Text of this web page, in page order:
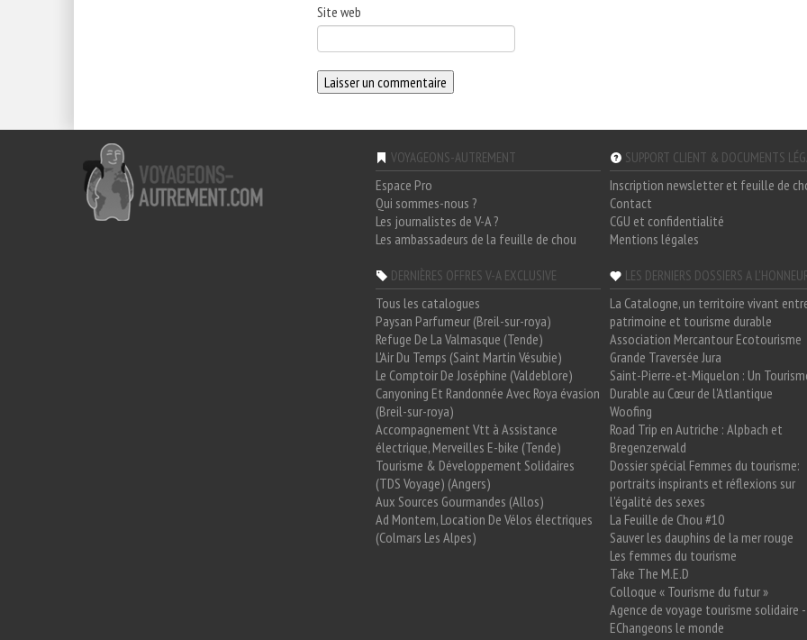
Site web
VOYAGEONS-AUTREMENT
Espace Pro
Qui sommes-nous ?
Les journalistes de V-A ?
Les ambassadeurs de la feuille de chou
SUPPORT CLIENT & DOCUMENTS
Inscription newsletter et feuille de
Contact
CGU et confidentialité
Mentions légales
DERNIÈRES OFFRES V-A EXCLUSIVE
Tous les catalogues
Paysan Parfumeur (Breil-sur-roya)
Refuge De La Valmasque (Tende)
L'Air Du Temps (Saint Martin Vésubie)
Le Comptoir De Joséphine (Valdeblore)
Canyoning Et Randonnée Avec Roya évasion
(Breil-sur-roya)
Accompagnement Vtt à Assistance
électrique, Merveilles E-bike (Tende)
Tourisme & Développement Solidaires
(TDS Voyage) (Angers)
Aux Sources Gourmandes (Allos)
Ad Montem, Location De Vélos électriques
(Colmars Les Alpes)
LES DERNIERS DOSSIERS A
La Catalogne, un territoire vivant
patrimoine et tourisme durable
Association Mercantour Ecotourisme
Grande Traversée Jura
Saint-Pierre-et-Miquelon : Un
Durable au Cœur de l'Atlantique
Woofing
Road Trip en Autriche : Alpbach et
Bregenzerwald
Dossier spécial Femmes du tourisme:
portraits inspirants et réflexions sur
l'égalité des sexes
La Feuille de Chou #10
Sauver les dauphins de la mer rouge
Les femmes du tourisme
Take The M.E.D
Colloque « Tourisme du futur »
Agence de voyage tourisme solidaire -
EChangeons le monde